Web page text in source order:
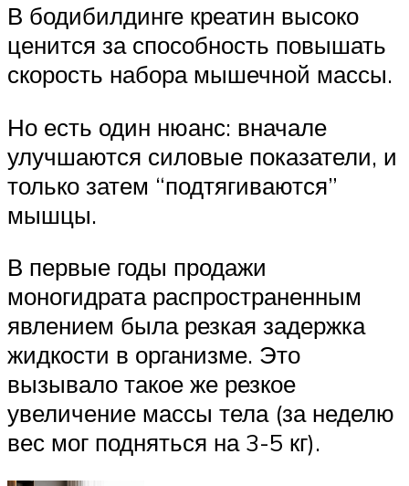
В бодибилдинге креатин высоко
ценится за способность повышать
скорость набора мышечной массы.
Но есть один нюанс: вначале
улучшаются силовые показатели, и
только затем “подтягиваются”
мышцы.
В первые годы продажи
моногидрата распространенным
явлением была резкая задержка
жидкости в организме. Это
вызывало такое же резкое
увеличение массы тела (за неделю
вес мог подняться на 3-5 кг).